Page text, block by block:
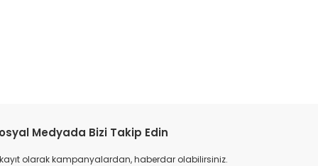
Medyada Bizi Takip Edin
olarak kampanyalardan, haberdar olabilirsiniz.